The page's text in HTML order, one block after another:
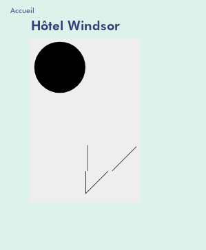
Accueil
Hôtel Windsor